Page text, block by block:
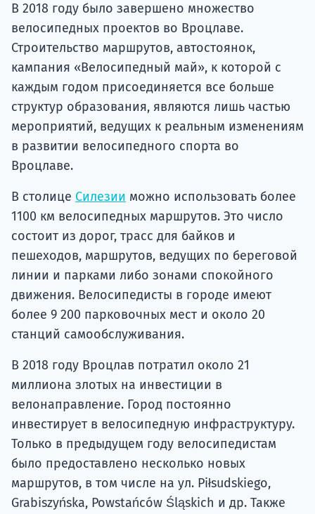
В 2018 году было завершено множество
велосипедных проектов во Вроцлаве.
Строительство маршрутов, автостоянок,
кампания «Велосипедный май», к которой с
каждым годом присоединяется все больше
структур образования, являются лишь частью
мероприятий, ведущих к реальным изменениям
в развитии велосипедного спорта во
Вроцлаве.
В столице Силезии можно использовать более
1100 км велосипедных маршрутов. Это число
состоит из дорог, трасс для байков и
пешеходов, маршрутов, ведущих по береговой
линии и парками либо зонами спокойного
движения. Велосипедисты в городе имеют
более 9 200 парковочных мест и около 20
станций самообслуживания.
В 2018 году Вроцлав потратил около 21
миллиона злотых на инвестиции в
велонаправление. Город постоянно
инвестирует в велосипедную инфраструктуру.
Только в предыдущем году велосипедистам
было предоставлено несколько новых
маршрутов, в том числе на ул. Piłsudskiego,
Grabiszyńska, Powstańców Śląskich и др. Также